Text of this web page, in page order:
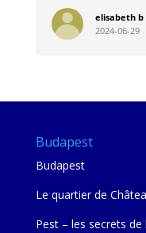
pour les
nous étions plus
elisabeth b
2024-06-29
Budapest
Budapest
Le quartier de
Pest – les secrets de